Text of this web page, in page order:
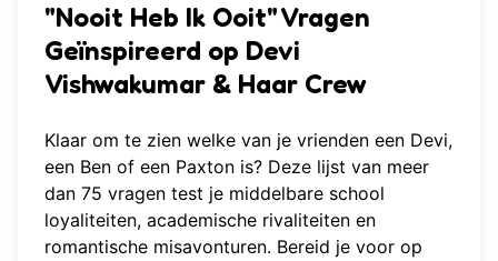
"Nooit Heb Ik Ooit" Vragen
Geïnspireerd op Devi
Vishwakumar & Haar Crew
Klaar om te zien welke van je vrienden een Devi,
een Ben of een Paxton is? Deze lijst van meer
dan 75 vragen test je middelbare school
loyaliteiten, academische rivaliteiten en
romantische misavonturen. Bereid je voor op